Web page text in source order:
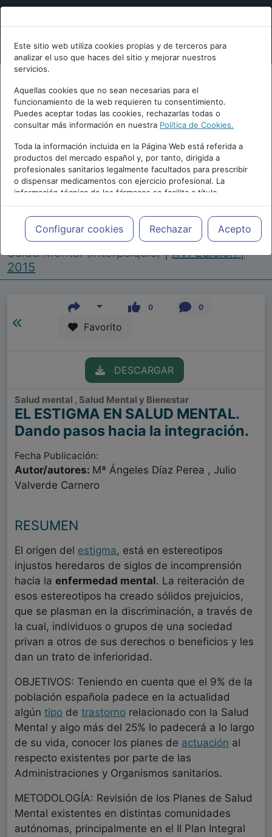
Este sitio web utiliza cookies propias y de terceros para
analizar el uso que haces del sitio y mejorar nuestros
servicios.
Aquellas cookies que no sean necesarias para el
funcionamiento de la web requieren tu consentimiento.
Puedes aceptar todas las cookies, rechazarlas todas o
consultar más información en nuestra Política de Cookies.
Toda la información incluida en la Página Web está referida a
productos del mercado español y, por tanto, dirigida a
profesionales sanitarios legalmente facultados para prescribir
o dispensar medicamentos con ejercicio profesional. La
información técnica de los fármacos se facilita a título
meramente informativo, siendo responsabilidad de los
profesionales facultados prescribir medicamentos y decidir, en
cada caso concreto, el tratamiento más adecuado a las
necesidades del paciente.
Configurar cookies Rechazar Acepto
Repositorio de Artículos |Congreso Virtual
Internacional de Psiquiatría, Psicología y
Salud Mental (Interpsiquis)|XVI Edición |
2015
0 0
Favorito
DESCARGAR
Salud mental , Salud Mental y Bienestar
EL ESTIGMA EN SALUD MENTAL.
Dando pasos hacia la integración.
Fecha Publicación:
Autor/autores: Mª Ángeles Díaz Perea , Julio
Valverde Carnero
RESUMEN
El origen del estigma, está en estereotipos
injustos heredaros de siglos de incomprensión
hacia la enfermedad mental. La reiteración de
esos estereotipos ha creado sólidos prejuicios,
que se plasman en la discriminación, a través de
la cual, individuos o grupos de una sociedad
privan a otros de sus derechos o beneficios y les
dan un trato de inferioridad.
OBJETIVOS: Teniendo en cuenta que el 9% de la
población española padece en la actualidad
algún tipo de trastorno relacionado con la Salud
Mental y algo más del 25% lo padecerá a lo largo
de su vida, conocer los planes de actuación al
respecto existentes por parte de las
Administraciones y Organismos sanitarios.
METODOLOGÍA: Revisión de los Planes de Salud
Mental existentes en distintas comunidades
autónomas, principalmente en el II Plan Integral